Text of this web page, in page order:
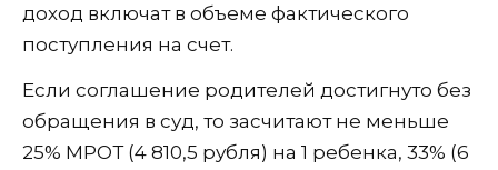
доход включат в объеме фактического
поступления на счет.
Если соглашение родителей достигнуто без
обращения в суд, то засчитают не меньше
25% МРОТ (4 810,5 рубля) на 1 ребенка, 33% (6